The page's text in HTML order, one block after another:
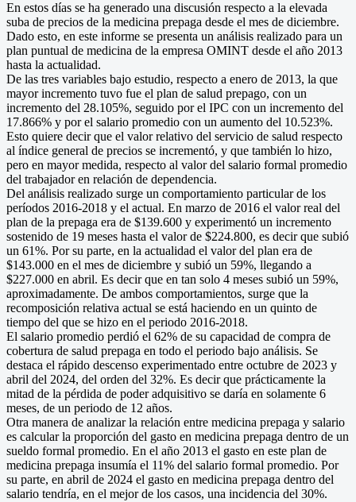
En estos días se ha generado una discusión respecto a la elevada
suba de precios de la medicina prepaga desde el mes de diciembre.
Dado esto, en este informe se presenta un análisis realizado para un
plan puntual de medicina de la empresa OMINT desde el año 2013
hasta la actualidad.
De las tres variables bajo estudio, respecto a enero de 2013, la que
mayor incremento tuvo fue el plan de salud prepago, con un
incremento del 28.105%, seguido por el IPC con un incremento del
17.866% y por el salario promedio con un aumento del 10.523%.
Esto quiere decir que el valor relativo del servicio de salud respecto
al índice general de precios se incrementó, y que también lo hizo,
pero en mayor medida, respecto al valor del salario formal promedio
del trabajador en relación de dependencia.
Del análisis realizado surge un comportamiento particular de los
períodos 2016-2018 y el actual. En marzo de 2016 el valor real del
plan de la prepaga era de $139.600 y experimentó un incremento
sostenido de 19 meses hasta el valor de $224.800, es decir que subió
un 61%. Por su parte, en la actualidad el valor del plan era de
$143.000 en el mes de diciembre y subió un 59%, llegando a
$227.000 en abril. Es decir que en tan solo 4 meses subió un 59%,
aproximadamente. De ambos comportamientos, surge que la
recomposición relativa actual se está haciendo en un quinto de
tiempo del que se hizo en el periodo 2016-2018.
El salario promedio perdió el 62% de su capacidad de compra de
cobertura de salud prepaga en todo el periodo bajo análisis. Se
destaca el rápido descenso experimentado entre octubre de 2023 y
abril del 2024, del orden del 32%. Es decir que prácticamente la
mitad de la pérdida de poder adquisitivo se daría en solamente 6
meses, de un periodo de 12 años.
Otra manera de analizar la relación entre medicina prepaga y salario
es calcular la proporción del gasto en medicina prepaga dentro de un
sueldo formal promedio. En el año 2013 el gasto en este plan de
medicina prepaga insumía el 11% del salario formal promedio. Por
su parte, en abril de 2024 el gasto en medicina prepaga dentro del
salario tendría, en el mejor de los casos, una incidencia del 30%.